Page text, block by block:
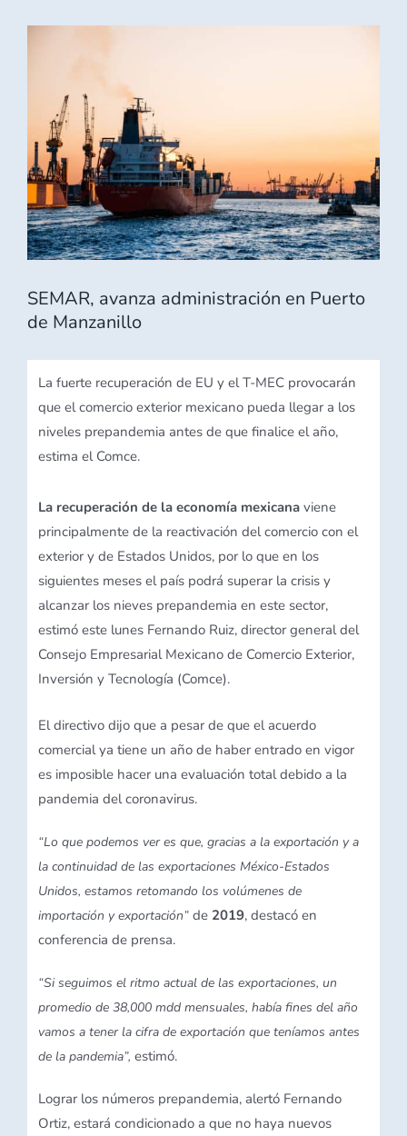
grande
SEMAR, avanza administración en Puerto
de Manzanillo
La fuerte recuperación de EU y el T-MEC provocarán
que el comercio exterior mexicano pueda llegar a los
niveles prepandemia antes de que finalice el año,
estima el Comce.
La recuperación de la economía mexicana viene
principalmente de la reactivación del comercio con el
exterior y de Estados Unidos, por lo que en los
siguientes meses el país podrá superar la crisis y
alcanzar los nieves prepandemia en este sector,
estimó este lunes Fernando Ruiz, director general del
Consejo Empresarial Mexicano de Comercio Exterior,
Inversión y Tecnología (Comce).
El directivo dijo que a pesar de que el acuerdo
comercial ya tiene un año de haber entrado en vigor
es imposible hacer una evaluación total debido a la
pandemia del coronavirus.
“Lo que podemos ver es que, gracias a la exportación y a
la continuidad de las exportaciones México-Estados
Unidos, estamos retomando los volúmenes de
importación y exportación”de 2019, destacó en
conferencia de prensa.
“Si seguimos el ritmo actual de las exportaciones, un
promedio de 38,000 mdd mensuales, había fines del año
vamos a tener la cifra de exportación que teníamos antes
de la pandemia”, estimó.
Lograr los números prepandemia, alertó Fernando
Ortiz, estará condicionado a que no haya nuevos